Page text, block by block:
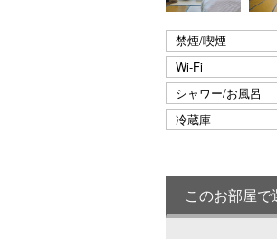
禁煙/喫煙
Wi-Fi
シャワー/お風呂
冷蔵庫
このお部屋